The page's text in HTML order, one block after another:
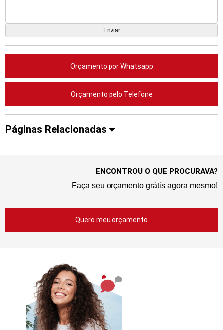
Orçamento por Whatsapp
Orçamento pelo Telefone
Páginas Relacionadas
ENCONTROU O QUE PROCURAVA?
Faça seu orçamento grátis agora mesmo!
Quero meu orçamento